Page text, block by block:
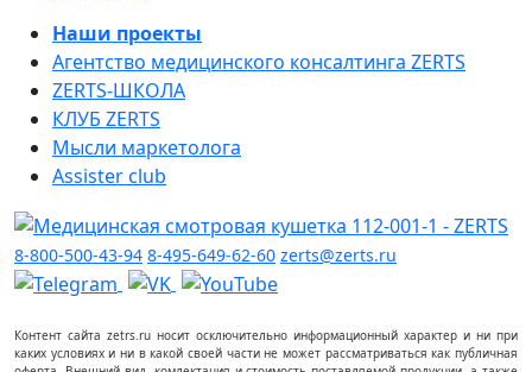
Наши проекты
Агентство медицинского консалтинга ZERTS
ZERTS-ШКОЛА
КЛУБ ZERTS
Мысли маркетолога
Assister club
8-800-500-43-94 8-495-649-62-60 zerts@zerts.ru
Контент сайта zetrs.ru носит осключительно информационный характер и ни при
каких условиях и ни в какой своей части не может рассматриваться как публичная